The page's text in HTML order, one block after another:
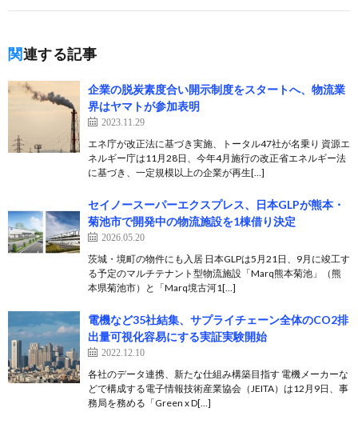
関連する記事
企業の脱炭素度合い開示制度をスタートへ、物流業
界はヤマトが参加表明
2023.11.29
エネ庁が改正法に基づき実施、トータル47社が名乗り 資源エ
ネルギー庁は11月28日、今年4月施行の改正省エネルギー法
に基づき、一定規模以上の企業が再生[…]
セイノースーパーエクスプレス、日本GLPが熊本・
菊池市で開発中の物流施設を1棟借り決定
2026.05.20
茨城・境町の物件にも入居 日本GLPは5月21日、9月に竣工す
る予定のマルチテナント型物流施設「Marq熊本菊池」（熊
本県菊池市）と「Marq境古河1[…]
電機など35社結集、サプライチェーン全体のCO2排
出量可視化容易にする実証実験開始
2022.12.10
各社のデータ連携、新たな仕組み構築目指す 電機メーカーな
どで構成する電子情報技術産業協会（JEITA）は12月9日、事
務局を務める「Green x D[…]